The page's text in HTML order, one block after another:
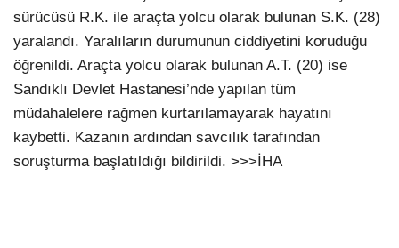
sürücüsü R.K. ile araçta yolcu olarak bulunan S.K. (28)
yaralandı. Yaralıların durumunun ciddiyetini koruduğu
öğrenildi. Araçta yolcu olarak bulunan A.T. (20) ise
Sandıklı Devlet Hastanesi’nde yapılan tüm
müdahalelere rağmen kurtarılamayarak hayatını
kaybetti. Kazanın ardından savcılık tarafından
soruşturma başlatıldığı bildirildi. >>>İHA